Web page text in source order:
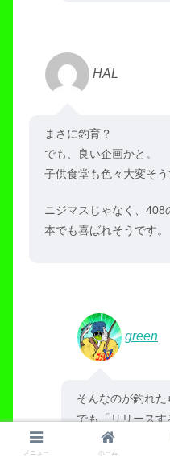
HAL
まさに釣育？
でも、良い企画かと。
子供食堂も色々大変そう
ニジマスじゃなく、408
本でも喜ばれそうです。
green
そんなのが釣れ
でも「リリース
メニュー ホーム